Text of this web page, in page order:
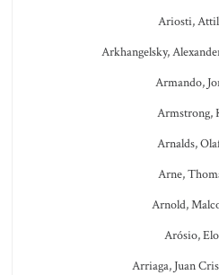
Ariosti,
Arkhangelsky,
Armando,
Armstrong,
Arnalds,
Arne,
Arnold,
Arósio,
Arriaga, Juan